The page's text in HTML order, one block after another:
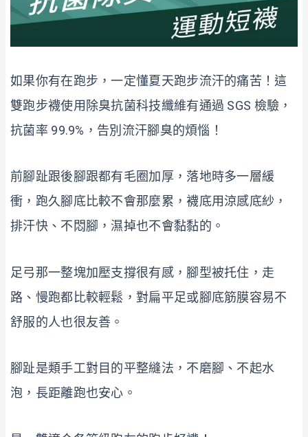
如果你有在跑步，一定懂夏天跑步流汗的痛苦！這
雙跑步襪使用除臭抗菌科技纖維有通過 SGS 檢驗，
抗菌率 99.9%，告別流汗腳臭的煩惱！
前腳趾跟後腳跟都有毛圈加厚，落地時多一層緩
衝，跑久腳底比較不會那麼累，襪底用涼感底紗，
排汗快、不悶腳，濕掉也不會黏黏的。
足弓那一整塊加壓支撐很有感，腳型被托住，走
路、慢跑都比較輕鬆，對扁平足或腳底筋膜容易不
舒服的人也很友善。
腳趾是類手工對目的平整縫法，不磨腳、不起水
泡，長距離跑也安心。